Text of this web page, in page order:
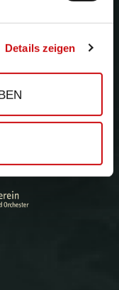
Details zeigen